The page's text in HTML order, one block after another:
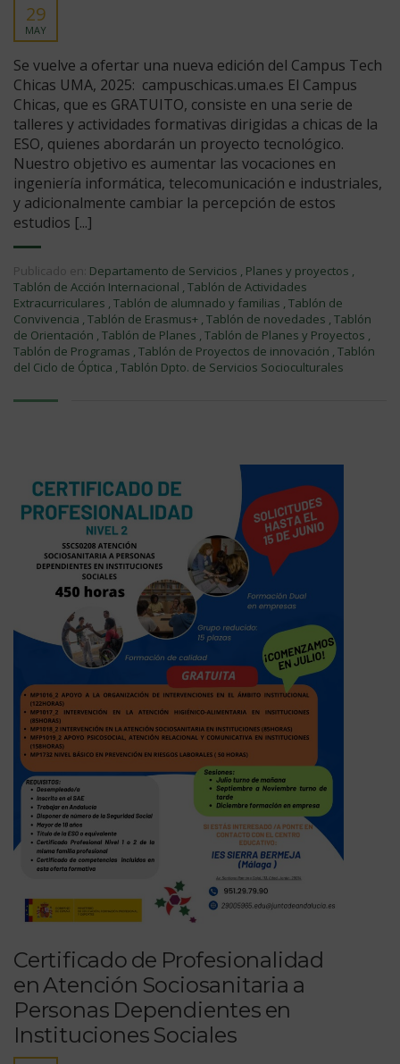
29
MAY
Se vuelve a ofertar una nueva edición del Campus Tech
Chicas UMA, 2025: campuschicas.uma.es El Campus
Chicas, que es GRATUITO, consiste en una serie de
talleres y actividades formativas dirigidas a chicas de la
ESO, quienes abordarán un proyecto tecnológico.
Nuestro objetivo es aumentar las vocaciones en
ingeniería informática, telecomunicación e industriales,
y adicionalmente cambiar la percepción de estos
estudios [...]
Publicado en: Departamento de Servicios , Planes y proyectos ,
Tablón de Acción Internacional , Tablón de Actividades
Extracurriculares , Tablón de alumnado y familias , Tablón de
Convivencia , Tablón de Erasmus+ , Tablón de novedades , Tablón
de Orientación , Tablón de Planes , Tablón de Planes y Proyectos ,
Tablón de Programas , Tablón de Proyectos de innovación , Tablón
del Ciclo de Óptica , Tablón Dpto. de Servicios Socioculturales
Certificado de Profesionalidad
en Atención Sociosanitaria a
Personas Dependientes en
Instituciones Sociales